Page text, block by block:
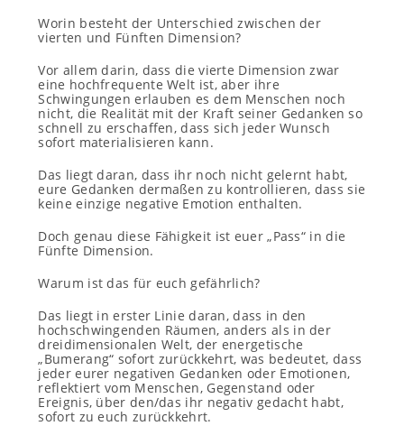
Worin besteht der Unterschied zwischen der
vierten und Fünften Dimension?
Vor allem darin, dass die vierte Dimension zwar
eine hochfrequente Welt ist, aber ihre
Schwingungen erlauben es dem Menschen noch
nicht, die Realität mit der Kraft seiner Gedanken so
schnell zu erschaffen, dass sich jeder Wunsch
sofort materialisieren kann.
Das liegt daran, dass ihr noch nicht gelernt habt,
eure Gedanken dermaßen zu kontrollieren, dass sie
keine einzige negative Emotion enthalten.
Doch genau diese Fähigkeit ist euer „Pass“ in die
Fünfte Dimension.
Warum ist das für euch gefährlich?
Das liegt in erster Linie daran, dass in den
hochschwingenden Räumen, anders als in der
dreidimensionalen Welt, der energetische
„Bumerang“ sofort zurückkehrt, was bedeutet, dass
jeder eurer negativen Gedanken oder Emotionen,
reflektiert vom Menschen, Gegenstand oder
Ereignis, über den/das ihr negativ gedacht habt,
sofort zu euch zurückkehrt.